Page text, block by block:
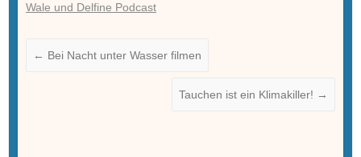
Wale und Delfine Podcast
← Bei Nacht unter Wasser filmen
Tauchen ist ein Klimakiller! →